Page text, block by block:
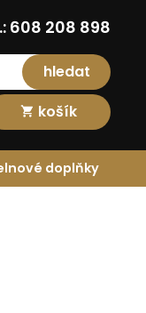
608 208 898
hledat
košík
doplňky